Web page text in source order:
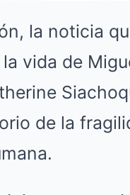
la noticia
vida de
de la